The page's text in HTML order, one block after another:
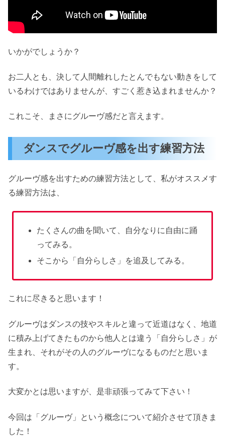
いかがでしょうか？
お二人とも、決して人間離れしたとんでもない動きをして
いるわけではありませんが、すごく惹き込まれませんか？
これこそ、まさにグルーヴ感だと言えます。
ダンスでグルーヴ感を出す練習方法
グルーヴ感を出すための練習方法として、私がオススメす
る練習方法は、
たくさんの曲を聞いて、自分なりに自由に踊
ってみる。
そこから「自分らしさ」を追及してみる。
これに尽きると思います！
グルーヴはダンスの技やスキルと違って近道はなく、地道
に積み上げてきたものから他人とは違う「自分らしさ」が
生まれ、それがその人のグルーヴになるものだと思いま
す。
大変かとは思いますが、是非頑張ってみて下さい！
今回は「グルーヴ」という概念について紹介させて頂きま
した！